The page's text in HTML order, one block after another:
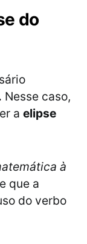
do
Nesse caso,
a elipse
à
que a
do verbo